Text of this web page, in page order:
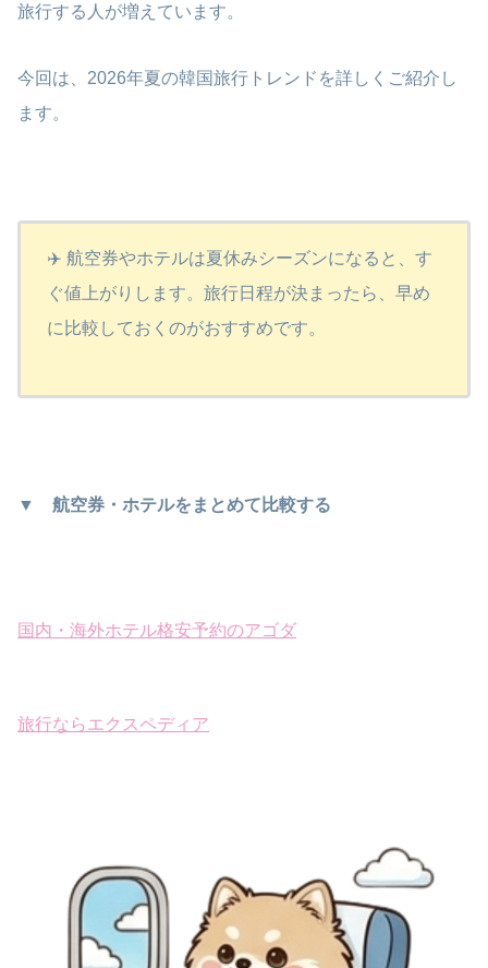
旅行する人が増えています。
今回は、2026年夏の韓国旅行トレンドを詳しくご紹介し
ます。
✈️ 航空券やホテルは夏休みシーズンになると、す
ぐ値上がりします。旅行日程が決まったら、早め
に比較しておくのがおすすめです。
▼ 航空券・ホテルをまとめて比較する
国内・海外ホテル格安予約のアゴダ
旅行ならエクスペディア